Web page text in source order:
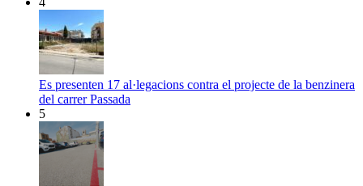
Es presenten 17 al·legacions contra el projecte de la benzinera
del carrer Passada
5